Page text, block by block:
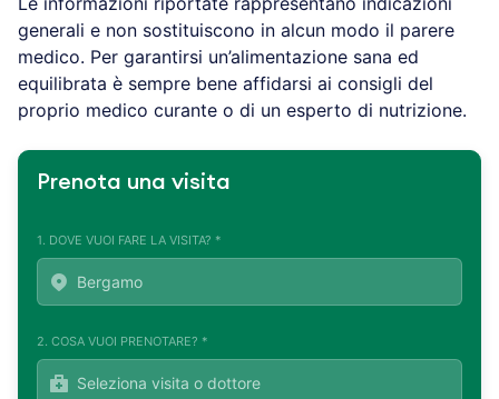
generali e non sostituiscono in alcun modo il parere
medico. Per garantirsi un’alimentazione sana ed
equilibrata è sempre bene affidarsi ai consigli del
proprio medico curante o di un esperto di nutrizione.
Prenota una visita
1. DOVE VUOI FARE LA VISITA? *
2. COSA VUOI PRENOTARE? *